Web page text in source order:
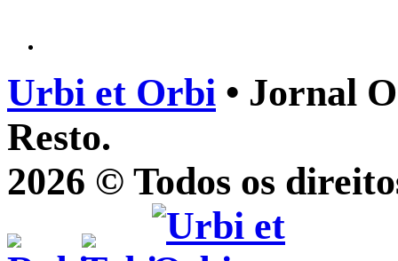
Urbi et Orbi • Jornal
Resto.
2026 © Todos os